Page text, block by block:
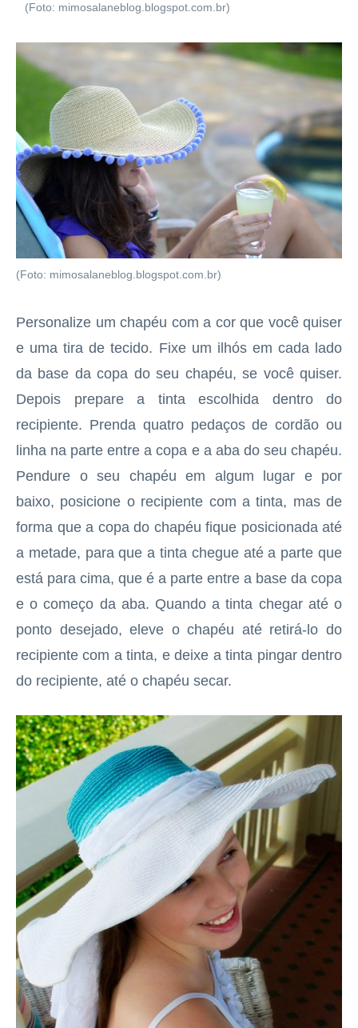
(Foto: mimosalaneblog.blogspot.com.br)
(Foto: mimosalaneblog.blogspot.com.br)
Personalize um chapéu com a cor que você quiser
e uma tira de tecido. Fixe um ilhós em cada lado
da base da copa do seu chapéu, se você quiser.
Depois prepare a tinta escolhida dentro do
recipiente. Prenda quatro pedaços de cordão ou
linha na parte entre a copa e a aba do seu chapéu.
Pendure o seu chapéu em algum lugar e por
baixo, posicione o recipiente com a tinta, mas de
forma que a copa do chapéu fique posicionada até
a metade, para que a tinta chegue até a parte que
está para cima, que é a parte entre a base da copa
e o começo da aba. Quando a tinta chegar até o
ponto desejado, eleve o chapéu até retirá-lo do
recipiente com a tinta, e deixe a tinta pingar dentro
do recipiente, até o chapéu secar.